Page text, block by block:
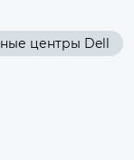
центры Dell